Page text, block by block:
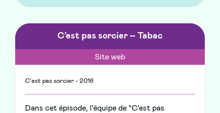
C’est pas sorcier – Tabac
Site web
C'est pas sorcier - 2016
Dans cet épisode, l'équipe de "C'est pas